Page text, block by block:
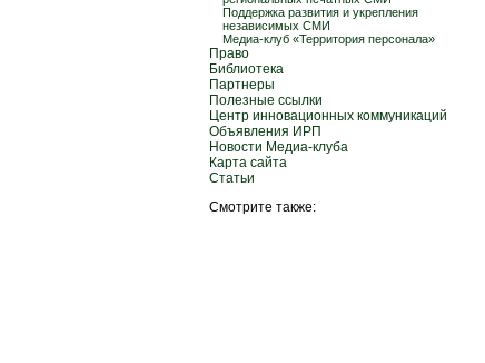
Поддержка развития и укрепления
независимых СМИ
Медиа-клуб «Территория персонала»
Право
Библиотека
Партнеры
Полезные ссылки
Центр инновационных коммуникаций
Объявления ИРП
Новости Медиа-клуба
Карта сайта
Статьи
Смотрите также: